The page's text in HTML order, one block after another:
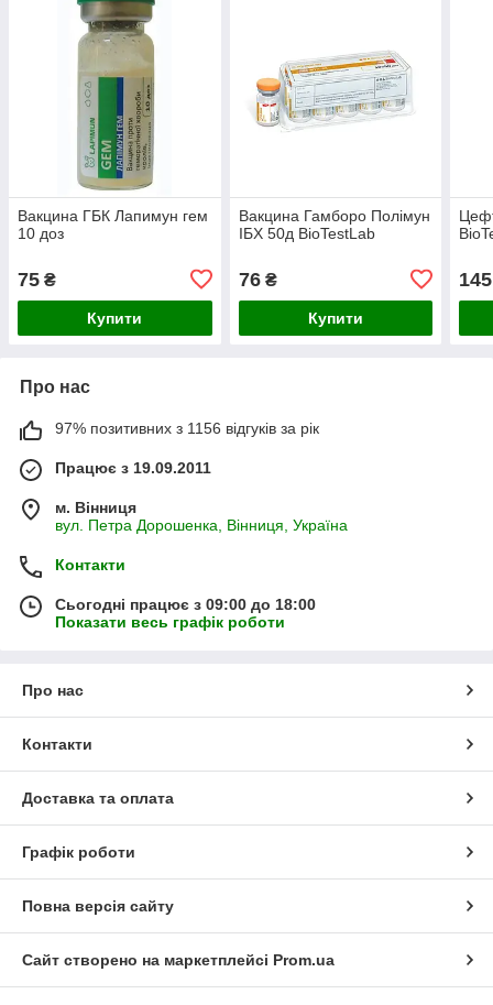
Вакцина ГБК Лапимун гем
10 доз
75 ₴
Купити
Вакцина Гамборо Полімун
ІБХ 50д BioTestLab
76₴
Купити
145
Про нас
97% позитивних з 1156 відгуків за рік
Працює з 19.09.2011
м. Вінниця
вул. Петра Дорошенка, Вінниця, Україна
Контакти
Сьогодні працює з 09:00 до 18:00
Показати весь графік роботи
Про нас
Контакти
Доставка та оплата
Графік роботи
Повна версія сайту
Сайт створено на маркетплейсі Prom.ua